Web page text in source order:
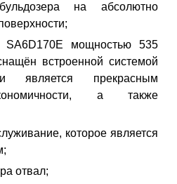
на абсолютно
SA6D170E мощностью 535
встроенной системой
является прекрасным
а также
которое является
отвал;